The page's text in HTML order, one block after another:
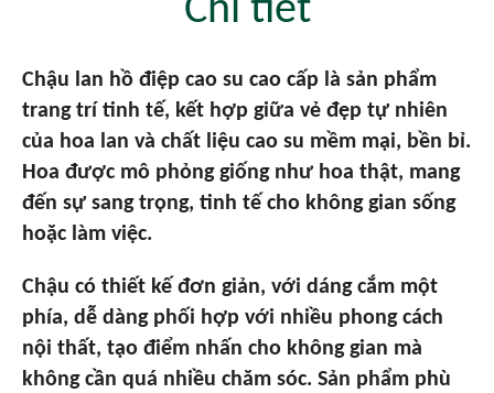
Chi tiết
Chậu lan hồ điệp cao su cao cấp là sản phẩm
trang trí tinh tế, kết hợp giữa vẻ đẹp tự nhiên
của hoa lan và chất liệu cao su mềm mại, bền bỉ.
Hoa được mô phỏng giống như hoa thật, mang
đến sự sang trọng, tinh tế cho không gian sống
hoặc làm việc.
Chậu có thiết kế đơn giản, với dáng cắm một
phía, dễ dàng phối hợp với nhiều phong cách
nội thất, tạo điểm nhấn cho không gian mà
không cần quá nhiều chăm sóc. Sản phẩm phù